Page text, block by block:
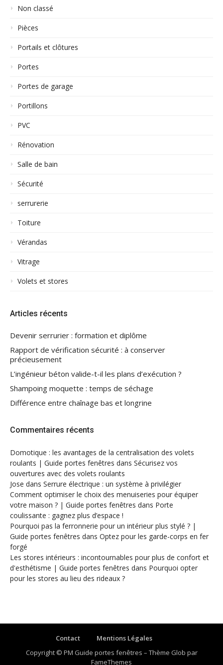
Non classé
Pièces
Portails et clôtures
Portes
Portes de garage
Portillons
PVC
Rénovation
Salle de bain
Sécurité
serrurerie
Toiture
Vérandas
Vitrage
Volets et stores
Articles récents
Devenir serrurier : formation et diplôme
Rapport de vérification sécurité : à conserver
précieusement
L’ingénieur béton valide-t-il les plans d’exécution ?
Shampoing moquette : temps de séchage
Différence entre chaînage bas et longrine
Commentaires récents
Domotique : les avantages de la centralisation des volets
roulants | Guide portes fenêtres dans Sécurisez vos
ouvertures avec des volets roulants
Jose dans Serrure électrique : un système à privilégier
Comment optimiser le choix des menuiseries pour équiper
votre maison ? | Guide portes fenêtres dans Porte
coulissante : gagnez plus d’espace !
Pourquoi pas la ferronnerie pour un intérieur plus stylé ? |
Guide portes fenêtres dans Optez pour les garde-corps en fer
forgé
Les stores intérieurs : incontournables pour plus de confort et
d'esthétisme | Guide portes fenêtres dans Pourquoi opter
pour les stores au lieu des rideaux ?
Contact
Mentions Légales
Copyright © PM Guide portes fenêtres – Thème Glob par
FameThemes